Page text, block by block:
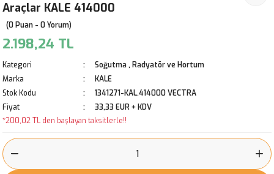
Araçlar KALE 414000
(0 Puan - 0 Yorum)
2.198,24 TL
Kategori
Soğutma , Radyatör ve Hortum
Marka
KALE
Stok Kodu
1341271-KAL.414000 VECTRA
Fiyat
33,33 EUR + KDV
*200,02 TL den başlayan taksitlerle!!